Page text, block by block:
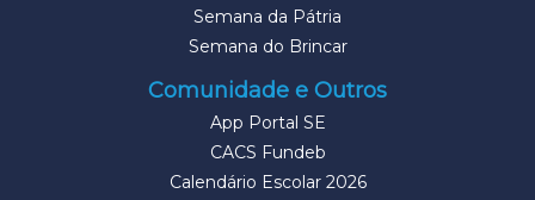
Semana da Pátria
Semana do Brincar
Comunidade e Outros
App Portal SE
CACS Fundeb
Calendário Escolar 2026